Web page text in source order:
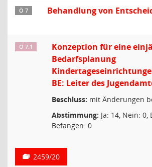
Ö 7 Behandlung von
Ö 7.1
Konzeption für eine
Bedarfsplanung
BE: Leiter des
Beschluss: mit Änderungen
Abstimmung: Ja: 14, Nein:
Befangen: 0
2459/20